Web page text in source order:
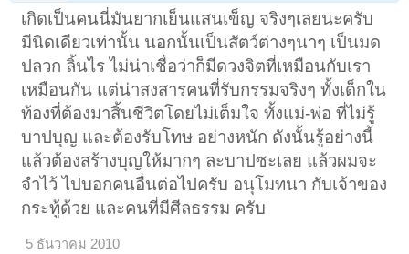
เกิดเป็นคนนี่มันยากเย็นแสนเข็ญ จริงๆเลยนะครับ
มีนิดเดียวเท่านั้น นอกนั้นเป็นสัตว์ต่างๆนาๆ เป็นมด
ปลวก ลิ้นไร ไม่น่าเชื่อว่าก็มีดวงจิตที่เหมือนกับเรา
เหมือนกัน แต่น่าสงสารคนที่รับกรรมจริงๆ ทั้งเด็กใน
ท้องที่ต้องมาสิ้นชีวิตโดยไม่เต็มใจ ทั้งแม่-พ่อ ที่ไม่รู้
บาปบุญ และต้องรับโทษ อย่างหนัก ดังนั้นรู้อย่างนี้
แล้วต้องสร้างบุญให้มากๆ ละบาปซะเลย แล้วผมจะ
จำไว้ ไปบอกคนอื่นต่อไปครับ อนุโมทนา กับเจ้าของ
กระทู้ด้วย และคนที่มีศีลธรรม ครับ
5 ธันวาคม 2010